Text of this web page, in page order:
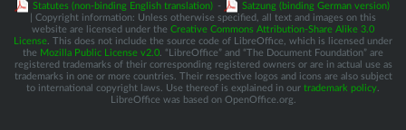
Statutes (non-binding English translation) -
Satzung (binding German version)
| Copyright information: Unless otherwise specified, all text and images on this
website are licensed under the Creative Commons Attribution-Share Alike 3.0
License . This does not include the source code of LibreOffice, which is licensed under
the Mozilla Public License v2.0 . “LibreOffice” and “The Document Foundation” are
registered trademarks of their corresponding registered owners or are in actual use as
trademarks in one or more countries. Their respective logos and icons are also subject
to international copyright laws. Use thereof is explained in our trademark policy
LibreOffice was based on OpenOffice.org.